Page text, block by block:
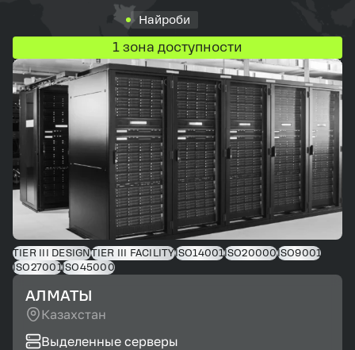
Найроби
1 зона доступности
TIER III DESIGNTIER III FACILITYISO14001ISO20000ISO9001
ISO27001ISO45000
АЛМАТЫ
Казахстан
Выделенные серверы